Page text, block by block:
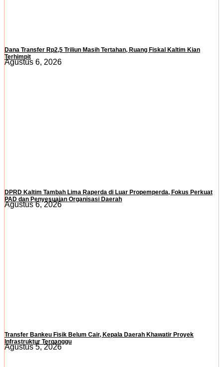
Dana Transfer Rp2,5 Triliun Masih Tertahan, Ruang Fiskal Kaltim Kian
Terhimpit
Agustus 6, 2026
DPRD Kaltim Tambah Lima Raperda di Luar Propemperda, Fokus Perkuat
PAD dan Penyesuaian Organisasi Daerah
Agustus 6, 2026
Transfer Bankeu Fisik Belum Cair, Kepala Daerah Khawatir Proyek
Infrastruktur Terganggu
Agustus 5, 2026